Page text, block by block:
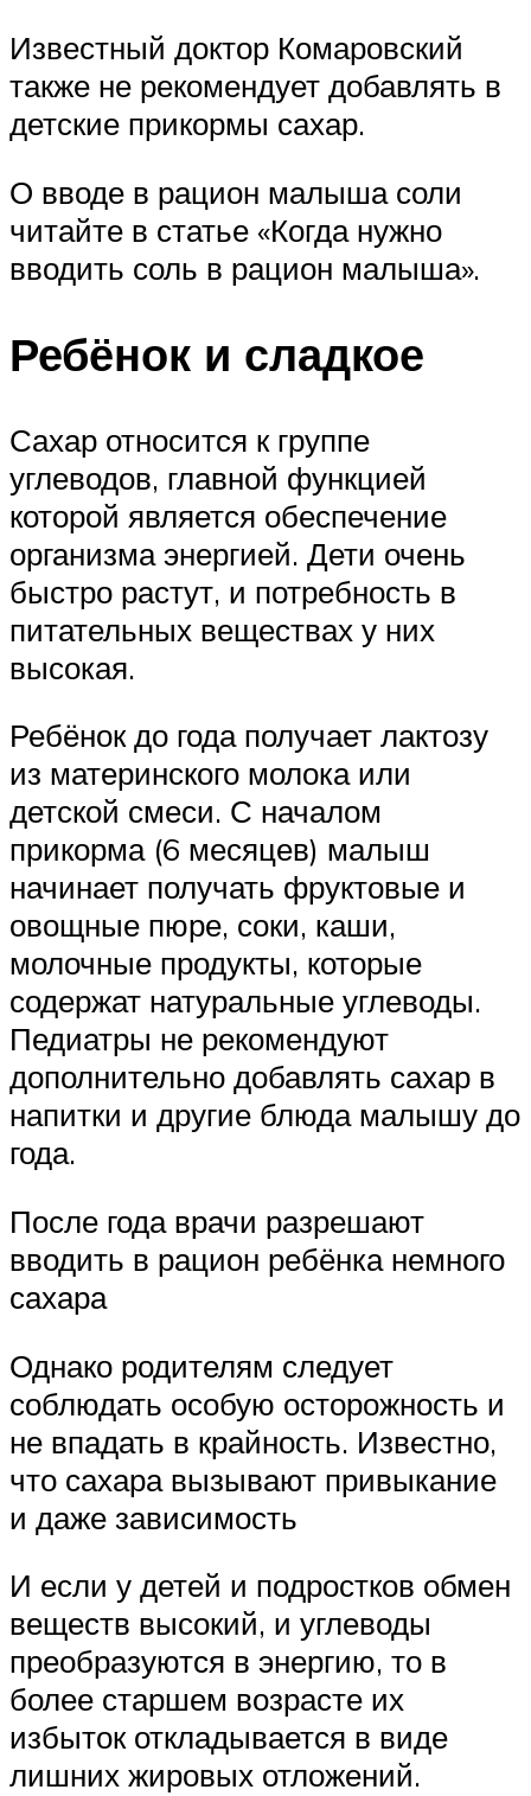
Известный доктор Комаровский
также не рекомендует добавлять в
детские прикормы сахар.
О вводе в рацион малыша соли
читайте в статье «Когда нужно
вводить соль в рацион малыша».
Ребёнок и сладкое
Сахар относится к группе
углеводов, главной функцией
которой является обеспечение
организма энергией. Дети очень
быстро растут, и потребность в
питательных веществах у них
высокая.
Ребёнок до года получает лактозу
из материнского молока или
детской смеси. С началом
прикорма (6 месяцев) малыш
начинает получать фруктовые и
овощные пюре, соки, каши,
молочные продукты, которые
содержат натуральные углеводы.
Педиатры не рекомендуют
дополнительно добавлять сахар в
напитки и другие блюда малышу до
года.
После года врачи разрешают
вводить в рацион ребёнка немного
сахара
Однако родителям следует
соблюдать особую осторожность и
не впадать в крайность. Известно,
что сахара вызывают привыкание
и даже зависимость
И если у детей и подростков обмен
веществ высокий, и углеводы
преобразуются в энергию, то в
более старшем возрасте их
избыток откладывается в виде
лишних жировых отложений.